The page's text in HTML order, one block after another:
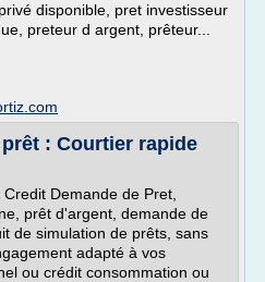
disponible, pret investisseur
preteur d argent, prêteur...
: Courtier rapide
Demande de Pret,
prêt d'argent, demande de
de simulation de prêts, sans
adapté à vos
ou crédit consommation ou